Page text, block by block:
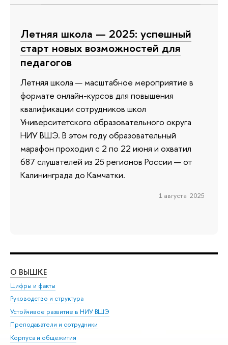
Летняя школа — 2025: успешный
старт новых возможностей для
педагогов
Летняя школа — масштабное мероприятие в
формате онлайн-курсов для повышения
квалификации сотрудников школ
Университетского образовательного округа
НИУ ВШЭ. В этом году образовательный
марафон проходил с 2 по 22 июня и охватил
687 слушателей из 25 регионов России — от
Калининграда до Камчатки.
1 августа 2025
О ВЫШКЕ
Цифры и факты
Руководство и структура
Устойчивое развитие в НИУ ВШЭ
Преподаватели и сотрудники
Корпуса и общежития